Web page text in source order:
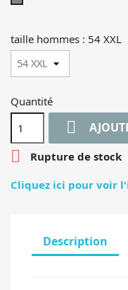
taille hommes : 54 XXL
Quantité


Rupture de stock
Cliquez ici pour voir
Description